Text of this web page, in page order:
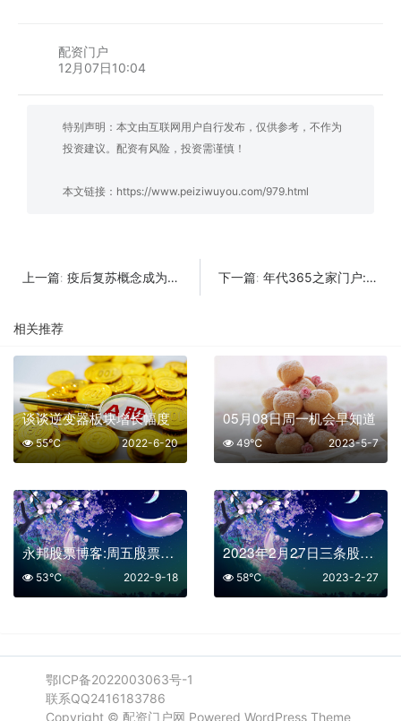
配资门户
12月07日10:04
特别声明：本文由互联网用户自行发布，仅供参考，不作为
投资建议。配资有风险，投资需谨慎！
本文链接： https://www.peiziwuyou.com/979.html
上一篇: 疫后复苏概念成为投资主线 下一篇: 年代365之家门户:谈谈美股走势对今日股市的影响
相关推荐
谈谈逆变器板块增长幅度
2022-6-20
55℃
05月08日周一机会早知道
2023-5-7
49℃
永邦股票博客:周五股票大跌的原因是什么
2022-9-18
53℃
2023年2月27日三条股市最新消息解读
2023-2-27
58℃
鄂ICP备2022003063号-1
联系QQ2416183786
Copyright © 配资门户网 Powered WordPress Theme